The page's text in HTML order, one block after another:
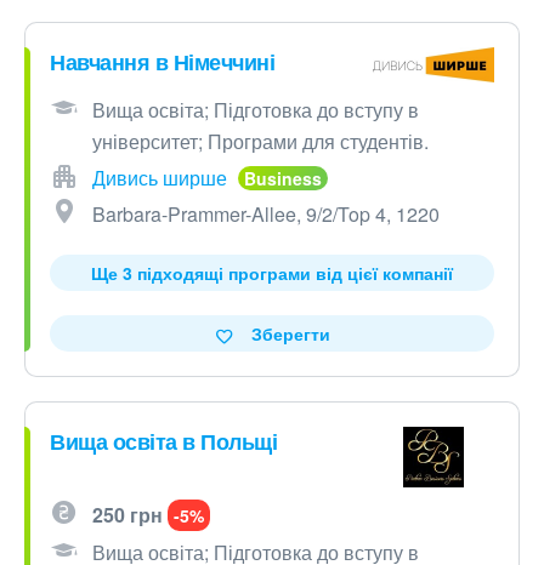
Навчання в Німеччині
Вища освіта; Підготовка до вступу в
університет; Програми для студентів.
Дивись ширше
Barbara-Prammer-Allee, 9/2/Top 4, 1220
Ще 3 підходящі програми від цієї компанії
Зберегти
Вища освіта в Польщі
250 грн -5%
Вища освіта; Підготовка до вступу в